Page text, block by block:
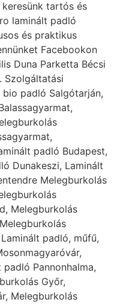
tartós és
laminált padló
és praktikus
Facebookon
Duna Parketta Bécsi
Szolgáltatási
padló Salgótarján,
padló Budapest,
Dunakeszi, Laminált
Melegburkolás
Melegburkolás
padló, műfű,
Pannonhalma,
Győr,
Melegburkolás